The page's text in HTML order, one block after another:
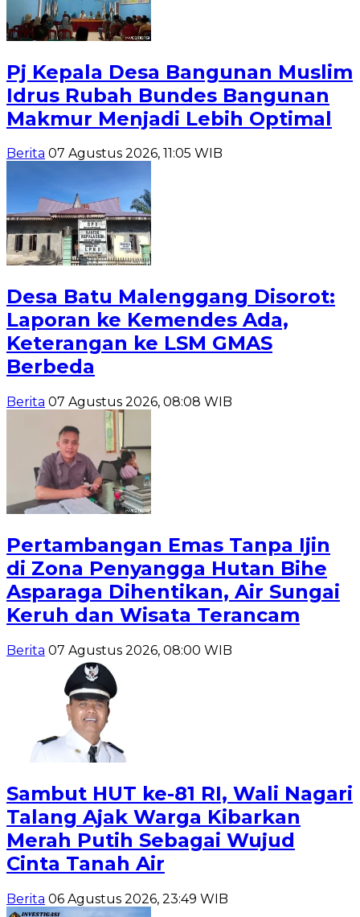
Pj Kepala Desa Bangunan Muslim
Idrus Rubah Bundes Bangunan
Makmur Menjadi Lebih Optimal
Berita 07 Agustus 2026, 11:05 WIB
Desa Batu Malenggang Disorot:
Laporan ke Kemendes Ada,
Keterangan ke LSM GMAS
Berbeda
Berita 07 Agustus 2026, 08:08 WIB
Pertambangan Emas Tanpa Ijin
di Zona Penyangga Hutan Bihe
Asparaga Dihentikan, Air Sungai
Keruh dan Wisata Terancam
Berita 07 Agustus 2026, 08:00 WIB
Sambut HUT ke-81 RI, Wali Nagari
Talang Ajak Warga Kibarkan
Merah Putih Sebagai Wujud
Cinta Tanah Air
Berita 06 Agustus 2026, 23:49 WIB